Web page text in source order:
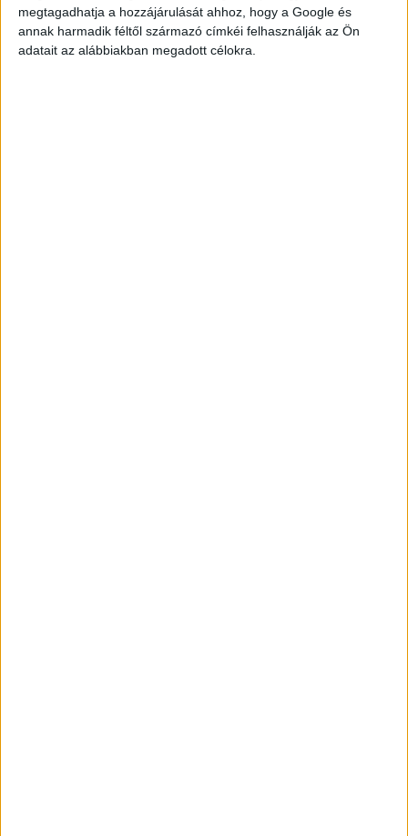
megtagadhatja a hozzájárulását ahhoz, hogy a Google és
annak harmadik féltől származó címkéi felhasználják az Ön
adatait az alábbiakban megadott célokra.